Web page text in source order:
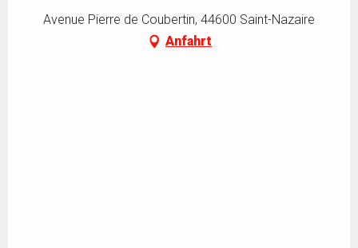
Avenue Pierre de Coubertin, 44600 Saint-Nazaire
Anfahrt